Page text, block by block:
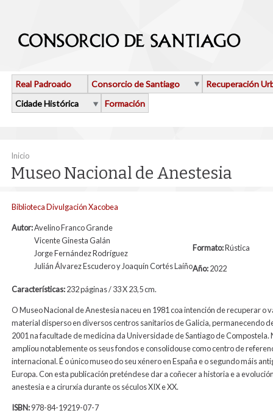
Real Padroado Consorcio de Santiago
Recuperación
Cidade Histórica
Formación
Vostede está aquí
Inicio
Museo Nacional de Anestesia
Biblioteca Divulgación Xacobea
Autor:Avelino Franco Grande
Vicente Ginesta Galán
Jorge Fernández Rodríguez
Julián Álvarez Escudero y Joaquín Cortés Laíño
Formato:Rústica
Año:2022
Características:232 páginas / 33 X 23,5 cm.
O Museo Nacional de Anestesia naceu en 1981 coa intención de recuperar o
material disperso en diversos centros sanitarios de Galicia, permanecendo
2001 na facultade de medicina da Universidade de Santiago de Compostela.
ampliou notablemente os seus fondos e consolidouse como centro de
internacional. É o único museo do seu xénero en España e o segundo máis
Europa. Con esta publicación preténdese dar a coñecer a historia e a
anestesia e a cirurxía durante os séculos XIX e XX.
ISBN:978-84-19219-07-7